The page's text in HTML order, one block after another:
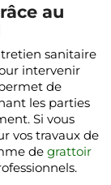
au
sanitaire
intervenir
de
les parties
Si vous
vos travaux de
de grattoir